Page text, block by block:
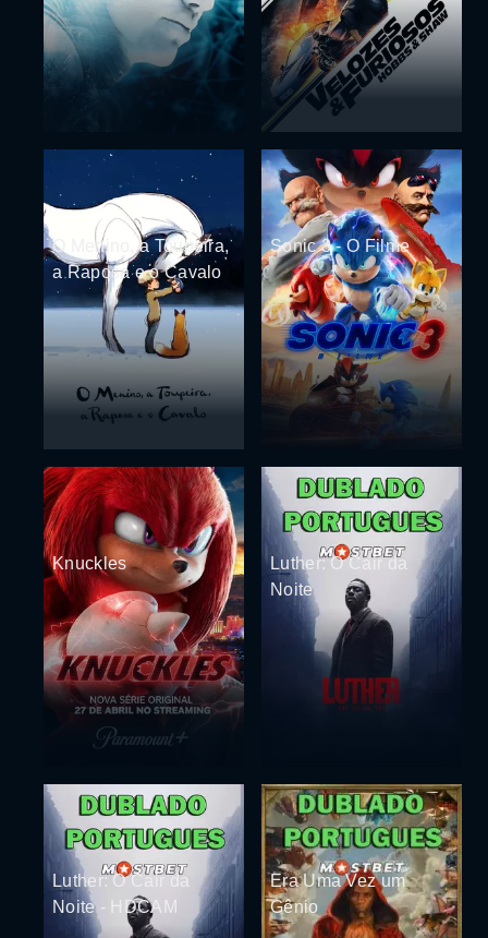
O Menino, a Toupeira,
a Raposa e o Cavalo
Sonic 3 - O Filme
Knuckles
Luther: O Cair da
Noite
Luther: O Cair da
Noite - HDCAM
Era Uma Vez um
Gênio